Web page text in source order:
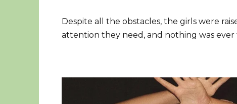
Despite all the obstacles, the girls were
attention they need, and nothing was